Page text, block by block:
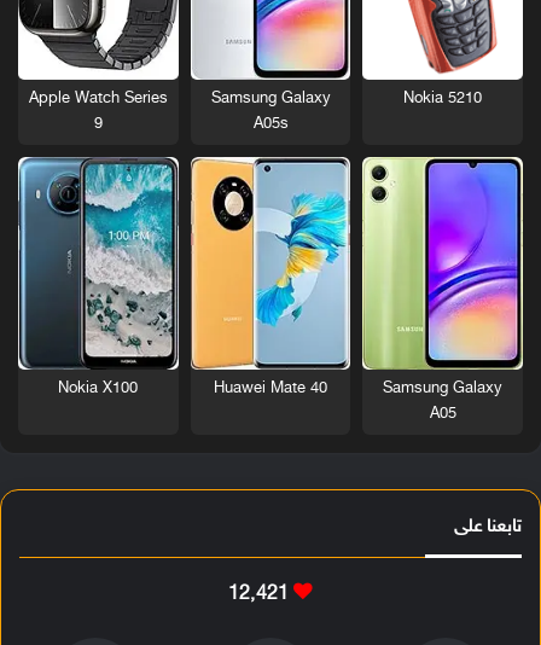
Nokia 5210
Samsung Galaxy
A05s
Apple Watch Series
9
Samsung Galaxy
A05
Huawei Mate 40
Nokia X100
تابعنا على
12٬421